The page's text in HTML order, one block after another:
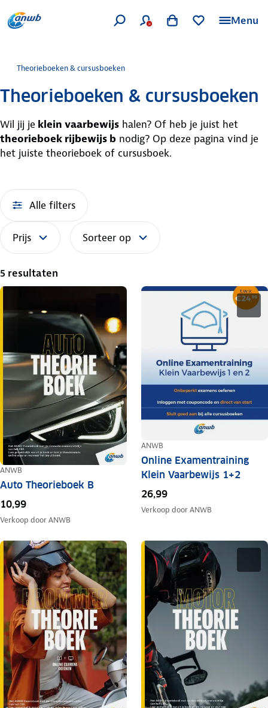
Menu
Theorieboeken & cursusboeken
Theorieboeken & cursusboeken
Wil jij je klein vaarbewijs halen? Of heb je juist het
theorieboek rijbewijs b nodig? Op deze pagina vind je
het juiste theorieboek of cursusboek.
Alle filters
Prijs Sorteer op
5 resultaten
ANWB
Auto Theorieboek B
10,99
Verkoop doorANWB
ANWB
Online Examentraining
Klein Vaarbewijs 1+2
26,99
Verkoop doorANWB